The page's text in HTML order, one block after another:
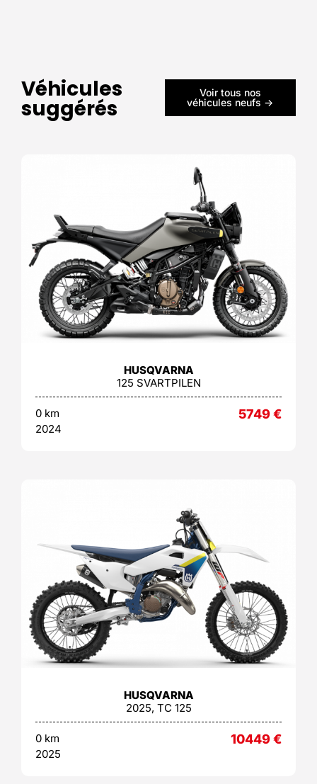
Véhicules
suggérés
Voir tous nos
véhicules neufs ->
HUSQVARNA
125 SVARTPILEN
0 km
2024
5749€
HUSQVARNA
2025, TC 125
0 km
2025
10449€